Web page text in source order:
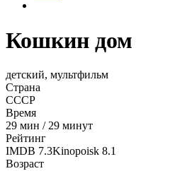
Кошкин дом
детский, мультфильм
Страна
СССР
Время
29 мин / 29 минут
Рейтинг
IMDB 7.3Kinopoisk 8.1
Возраст